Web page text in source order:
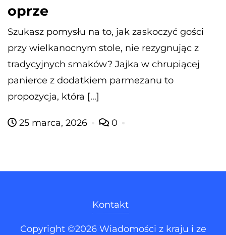
oprze
Szukasz pomysłu na to, jak zaskoczyć gości
przy wielkanocnym stole, nie rezygnując z
tradycyjnych smaków? Jajka w chrupiącej
panierce z dodatkiem parmezanu to
propozycja, która […]
25 marca, 2026 0
Kontakt
Copyright ©2026 Wiadomości z kraju i ze